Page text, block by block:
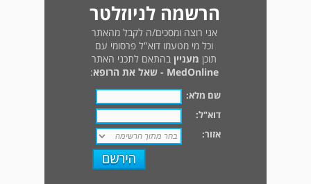
הרשמה לניוזלטר
אני רוצה ומסכים/ה לקבל מהאתר
וכל מי מטעמו דוא"ל פרסומי עם
תוכן מעניין בהתאם לתכני האתר
MedOnline - שאל את הרופא
:
שם מלא:
דוא"ל:
אזור: